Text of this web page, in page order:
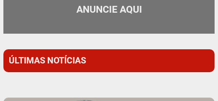
ANUNCIE AQUI
ÚLTIMAS NOTÍCIAS